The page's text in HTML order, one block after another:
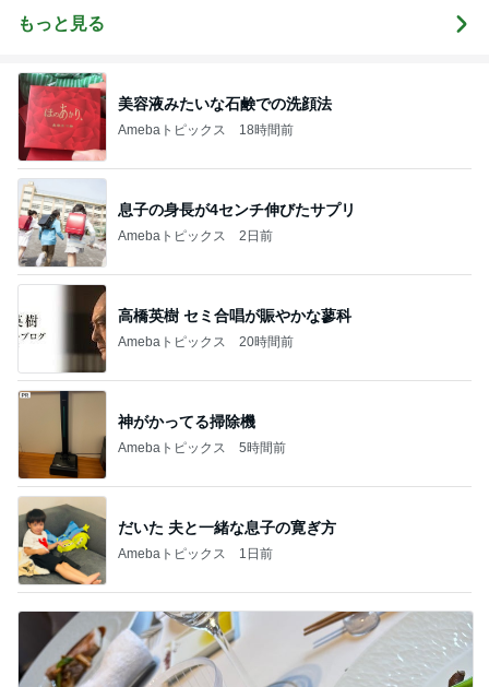
もっと見る
美容液みたいな石鹸での洗顔法
Amebaトピックス 18時間前
息子の身長が4センチ伸びたサプリ
Amebaトピックス 2日前
高橋英樹 セミ合唱が賑やかな蓼科
Amebaトピックス 20時間前
神がかってる掃除機
Amebaトピックス 5時間前
だいた 夫と一緒な息子の寛ぎ方
Amebaトピックス 1日前